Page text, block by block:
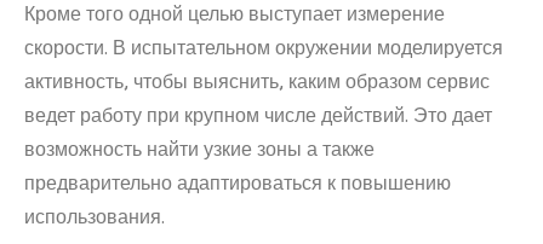
Кроме того одной целью выступает измерение
скорости. В испытательном окружении моделируется
активность, чтобы выяснить, каким образом сервис
ведет работу при крупном числе действий. Это дает
возможность найти узкие зоны а также
предварительно адаптироваться к повышению
использования.